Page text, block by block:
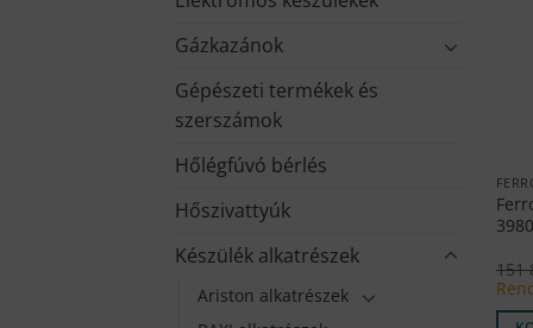
Gázkazánok
Gépészeti termékek és
szerszámok
Hőlégfúvó bérlés
Hőszivattyúk
Készülék alkatrészek
Ariston alkatrészek
151